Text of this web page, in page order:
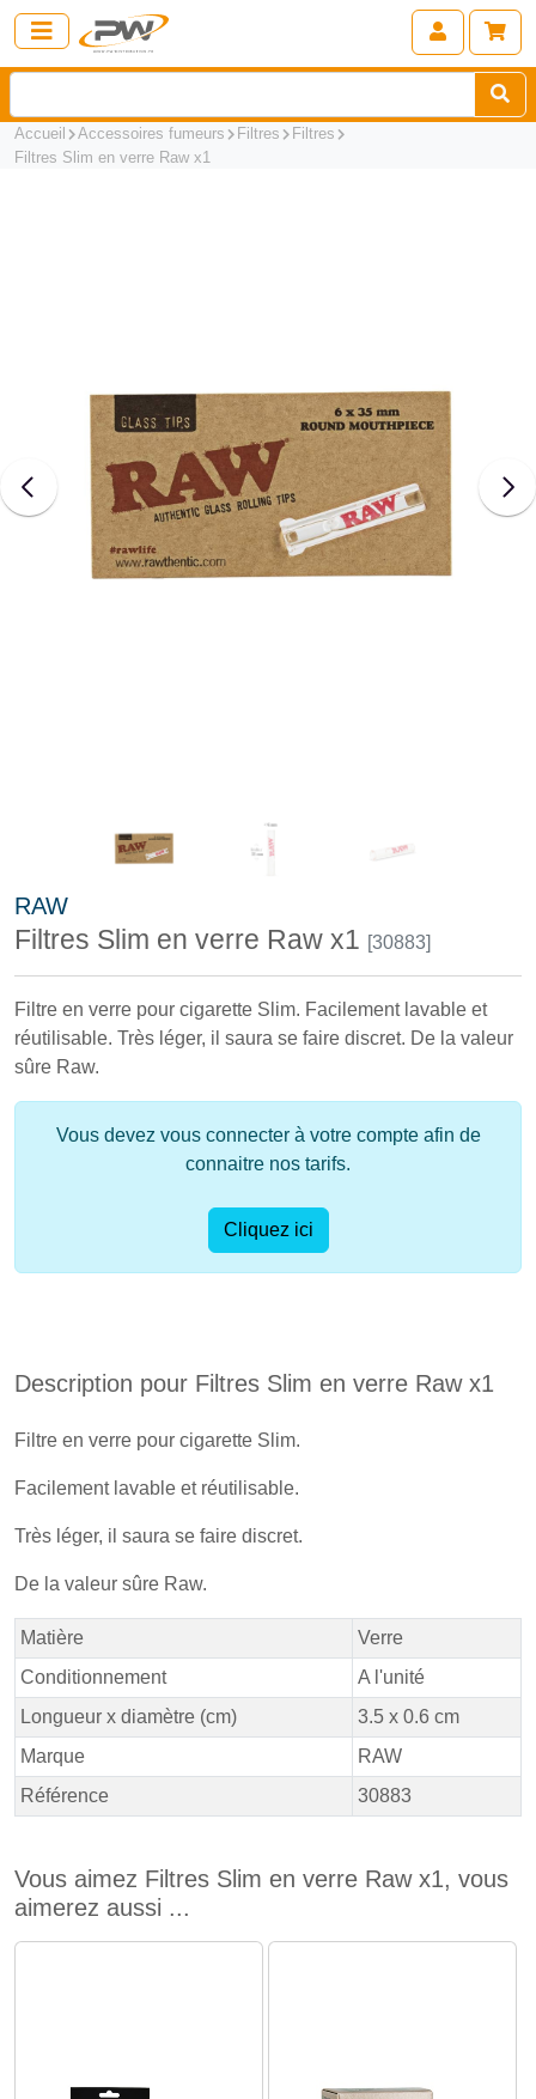
Accueil Accessoires fumeurs Filtres
Filtres
Filtres Slim en verre Raw x1
RAW
Filtres Slim en verre Raw x1 [30883]
Filtre en verre pour cigarette Slim. Facilement lavable et
réutilisable. Très léger, il saura se faire discret. De la valeur
sûre Raw.
Vous devez vous connecter à votre compte afin de
connaitre nos tarifs.
Cliquez ici
Description pour Filtres Slim en verre Raw x1
Filtre en verre pour cigarette Slim.
Facilement lavable et réutilisable.
Très léger, il saura se faire discret.
De la valeur sûre Raw.
Matière
Verre
Conditionnement
A l'unité
Longueur x diamètre (cm)
3.5 x 0.6 cm
Marque
RAW
Référence
30883
Vous aimez Filtres Slim en verre Raw x1, vous
aimerez aussi ...